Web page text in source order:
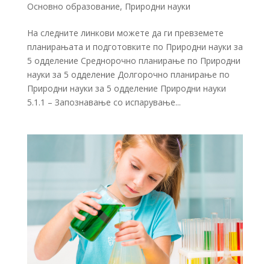
Основно образование, Природни науки
На следните линкови можете да ги превземете
планирањата и подготовките по Природни науки за
5 одделение Среднорочно планирање по Природни
науки за 5 одделение Долгорочно планирање по
Природни науки за 5 одделение Природни науки
5.1.1 – Запознавање со испарување...